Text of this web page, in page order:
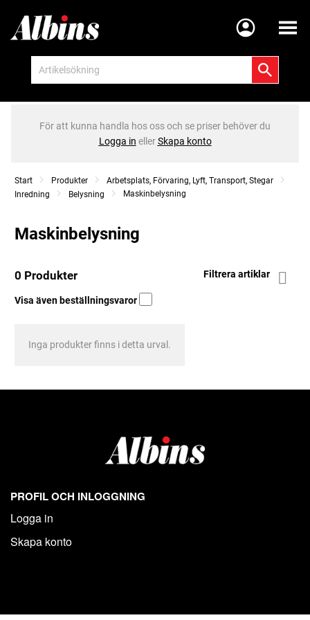
Meny
För att kunna handla hos oss och se priser behöver du
Logga in ellerSkapa konto
Start Produkter
Arbetsplats, Förvaring, Lyft, Transport, Stegar
Inredning
Belysning Maskinbelysning
Maskinbelysning
0 Produkter Filtrera artiklar
Visa även beställningsvaror
Inga produkter finns i detta urval.
PROFIL OCH INLOGGNING
Logga in
Skapa konto